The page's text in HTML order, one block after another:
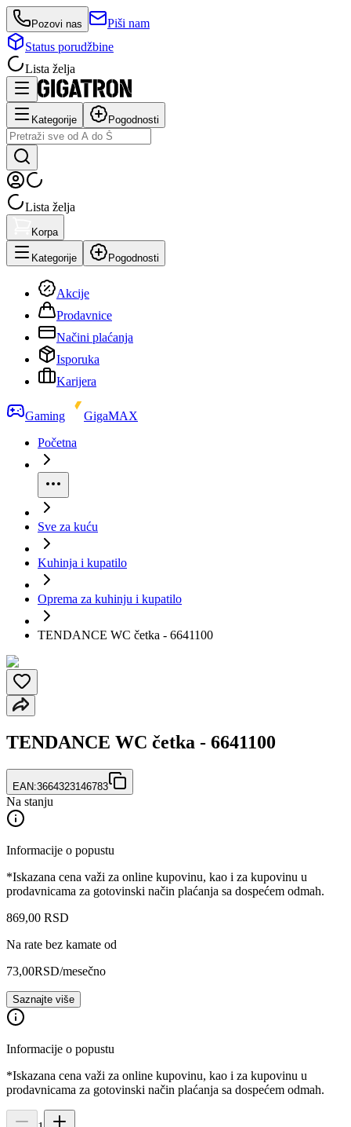
Pozovi nas
Piši nam
Status porudžbine
Lista želja
Kategorije Pogodnosti
Lista želja
Korpa
Kategorije Pogodnosti
Akcije
Prodavnice
Načini plaćanja
Isporuka
Karijera
Gaming
GigaMAX
Početna
Sve za kuću
Kuhinja i kupatilo
Oprema za kuhinju i kupatilo
TENDANCE WC četka - 6641100
TENDANCE WC četka - 6641100
EAN:3664323146783
Na stanju
Informacije o popustu
*Iskazana cena važi za online kupovinu, kao i za kupovinu u
prodavnicama za gotovinski način plaćanja sa dospećem odmah.
869,00 RSD
Na rate bez kamate od
73,00RSD/mesečno
Saznajte više
Informacije o popustu
*Iskazana cena važi za online kupovinu, kao i za kupovinu u
prodavnicama za gotovinski način plaćanja sa dospećem odmah.